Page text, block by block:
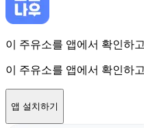
이 주유소를 앱에서 확인하
이 주유소를 앱에서 확인하
앱 설치하기